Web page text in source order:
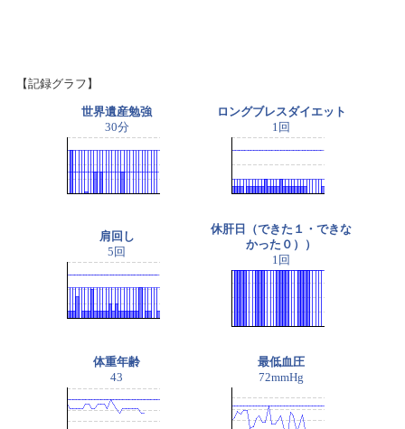
【記録グラフ】
世界遺産勉強
30分
ロングブレスダイエット
1回
肩回し
5回
休肝日（できた１・できな
かった０））
1回
体重年齢
43
最低血圧
72mmHg